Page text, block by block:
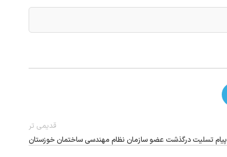
قدیمی تر
پیام تسلیت درگذشت عضو سازمان نظام مهندسی ساختمان خوزستان